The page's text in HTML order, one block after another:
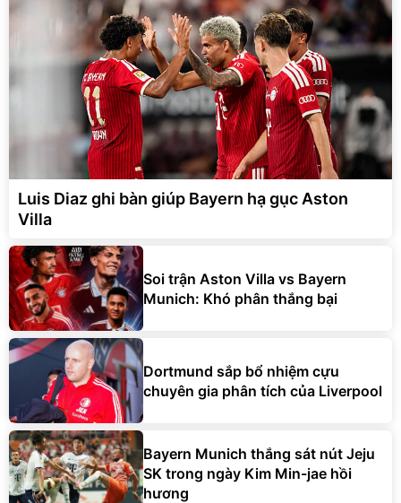
Luis Diaz ghi bàn giúp Bayern hạ gục Aston
Villa
Soi trận Aston Villa vs Bayern
Munich: Khó phân thắng bại
Dortmund sắp bổ nhiệm cựu
chuyên gia phân tích của Liverpool
Bayern Munich thắng sát nút Jeju
SK trong ngày Kim Min-jae hồi
hương